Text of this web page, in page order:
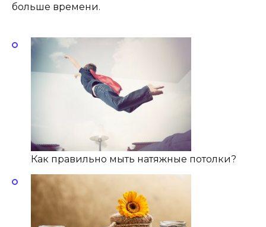
больше времени.
Как правильно мыть натяжные потолки?